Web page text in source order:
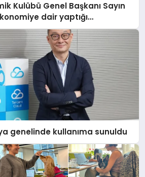
Kulübü Genel Başkanı Sayın
dair yaptığı
kaydetti:
genelinde kullanıma sunuldu